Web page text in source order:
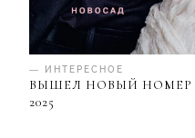
— ИНТЕРЕСНОЕ
ВЫШЕЛ НОВЫЙ НОМЕР
2025